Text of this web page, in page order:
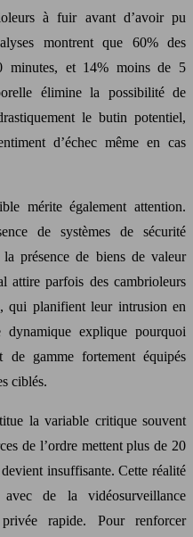
à fuir avant d’avoir pu
montrent que 60% des
minutes, et 14% moins de 5
élimine la possibilité de
le butin potentiel,
d’échec même en cas
mérite également attention.
de systèmes de sécurité
présence de biens de valeur
attire parfois des cambrioleurs
qui planifient leur intrusion en
explique pourquoi
de gamme fortement équipés
ciblés.
la variable critique souvent
de l’ordre mettent plus de 20
insuffisante. Cette réalité
de la vidéosurveillance
rapide. Pour renforcer